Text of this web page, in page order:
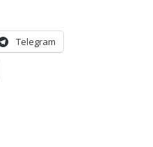
Telegram